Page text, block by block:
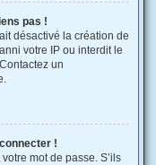
pas !
désactivé la création de
votre IP ou interdit le
un
!
mot de passe. S’ils